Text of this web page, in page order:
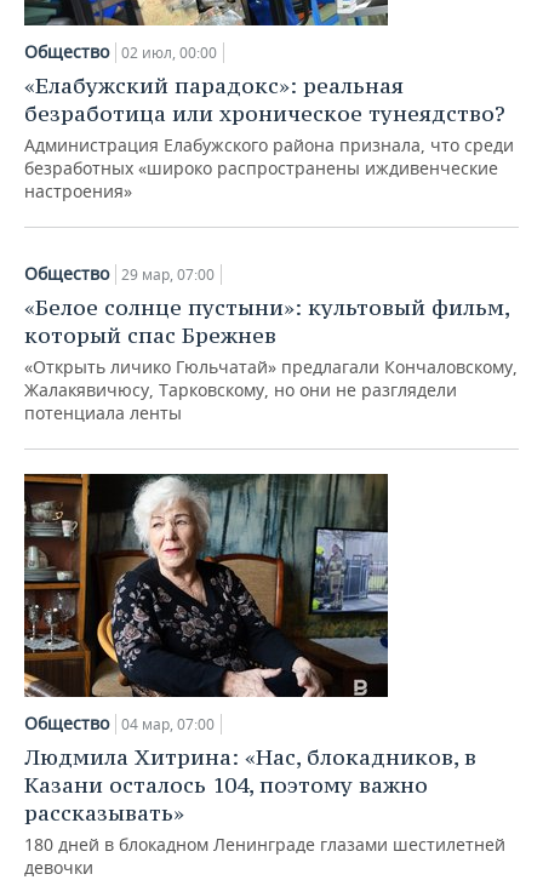
Общество 02 июл, 00:00
«Елабужский парадокс»: реальная
безработица или хроническое тунеядство?
Администрация Елабужского района признала, что среди
безработных «широко распространены иждивенческие
настроения»
Общество 29 мар, 07:00
«Белое солнце пустыни»: культовый фильм,
который спас Брежнев
«Открыть личико Гюльчатай» предлагали Кончаловскому,
Жалакявичюсу, Тарковскому, но они не разглядели
потенциала ленты
Общество 04 мар, 07:00
Людмила Хитрина: «Нас, блокадников, в
Казани осталось 104, поэтому важно
рассказывать»
180 дней в блокадном Ленинграде глазами шестилетней
девочки